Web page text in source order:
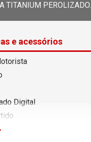
TITANIUM PEROLIZADO.
e acessórios
Digital